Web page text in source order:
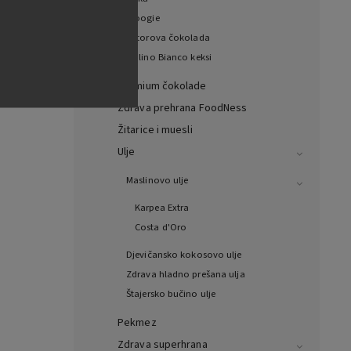
Woogie
Witorova čokolada
Mulino Bianco keksi
Premium čokolade
Zdrava prehrana FoodNess
Žitarice i muesli
Ulje
Maslinovo ulje
Karpea Extra
Costa d'Oro
Djevičansko kokosovo ulje
Zdrava hladno prešana ulja
Štajersko bučino ulje
Pekmez
Zdrava superhrana